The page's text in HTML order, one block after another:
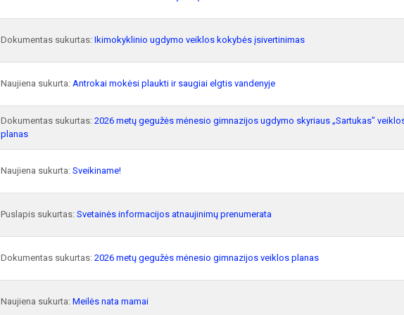
Dokumentas sukurtas: Ikimokyklinio ugdymo veiklos kokybės įsivertinimas
Naujiena sukurta: Antrokai mokėsi plaukti ir saugiai elgtis vandenyje
Dokumentas sukurtas: 2026 metų gegužės mėnesio gimnazijos ugdymo skyriaus „Sartukas"
planas
Naujiena sukurta: Sveikiname!
Puslapis sukurtas: Svetainės informacijos atnaujinimų prenumerata
Dokumentas sukurtas: 2026 metų gegužės mėnesio gimnazijos veiklos planas
Naujiena sukurta: Meilės nata mamai